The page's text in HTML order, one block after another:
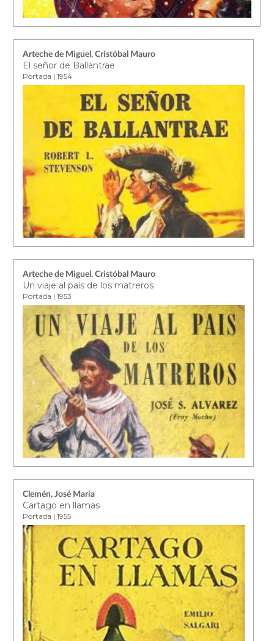
Arteche de Miguel, Cristóbal Mauro
El señor de Ballantrae
Portada | 1954
Arteche de Miguel, Cristóbal Mauro
Un viaje al país de los matreros
Portada | 1953
Clemén, José María
Cartago en llamas
Portada | 1955